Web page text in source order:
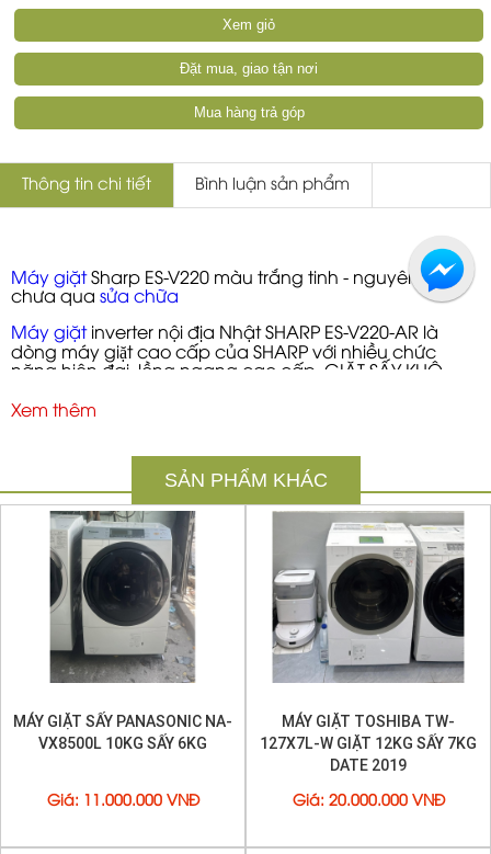
Xem giỏ
Đặt mua, giao tận nơi
Mua hàng trả góp
Thông tin chi tiết Bình luận sản phẩm
Máy giặtSharp ES-V220 màu trắng tinh - nguyên zin
chưa qua sửa chữa
Máy giặtinverter nội địa Nhật SHARP ES-V220-AR là
dòng máy giặt cao cấp của SHARP với nhiều chức
năng hiện đại, lồng ngang cao cấp. GIẶT SẤY KHÔ
• Giặt thường
• Vắt
• Xả
•Giặt đồ len,dạ
•Giặt chăn
•Giặt tùy chọn
•Giặt tiết kiệm
- Công nghệ Nano Titanium hay ionAg+ giúp diệt
Xem thêm
SẢN PHẨM KHÁC
MÁY GIẶT SẤY PANASONIC NA-
VX8500L 10KG SẤY 6KG
Giá: 11.000.000 VNĐ
MÁY GIẶT TOSHIBA TW-
127X7L-W GIẶT 12KG SẤY 7KG
DATE 2019
Giá: 20.000.000 VNĐ